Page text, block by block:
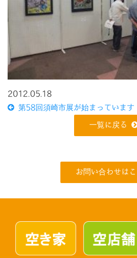
2012.05.18
第58回須崎市展が始まっています
一覧に戻る
お問い合わせは